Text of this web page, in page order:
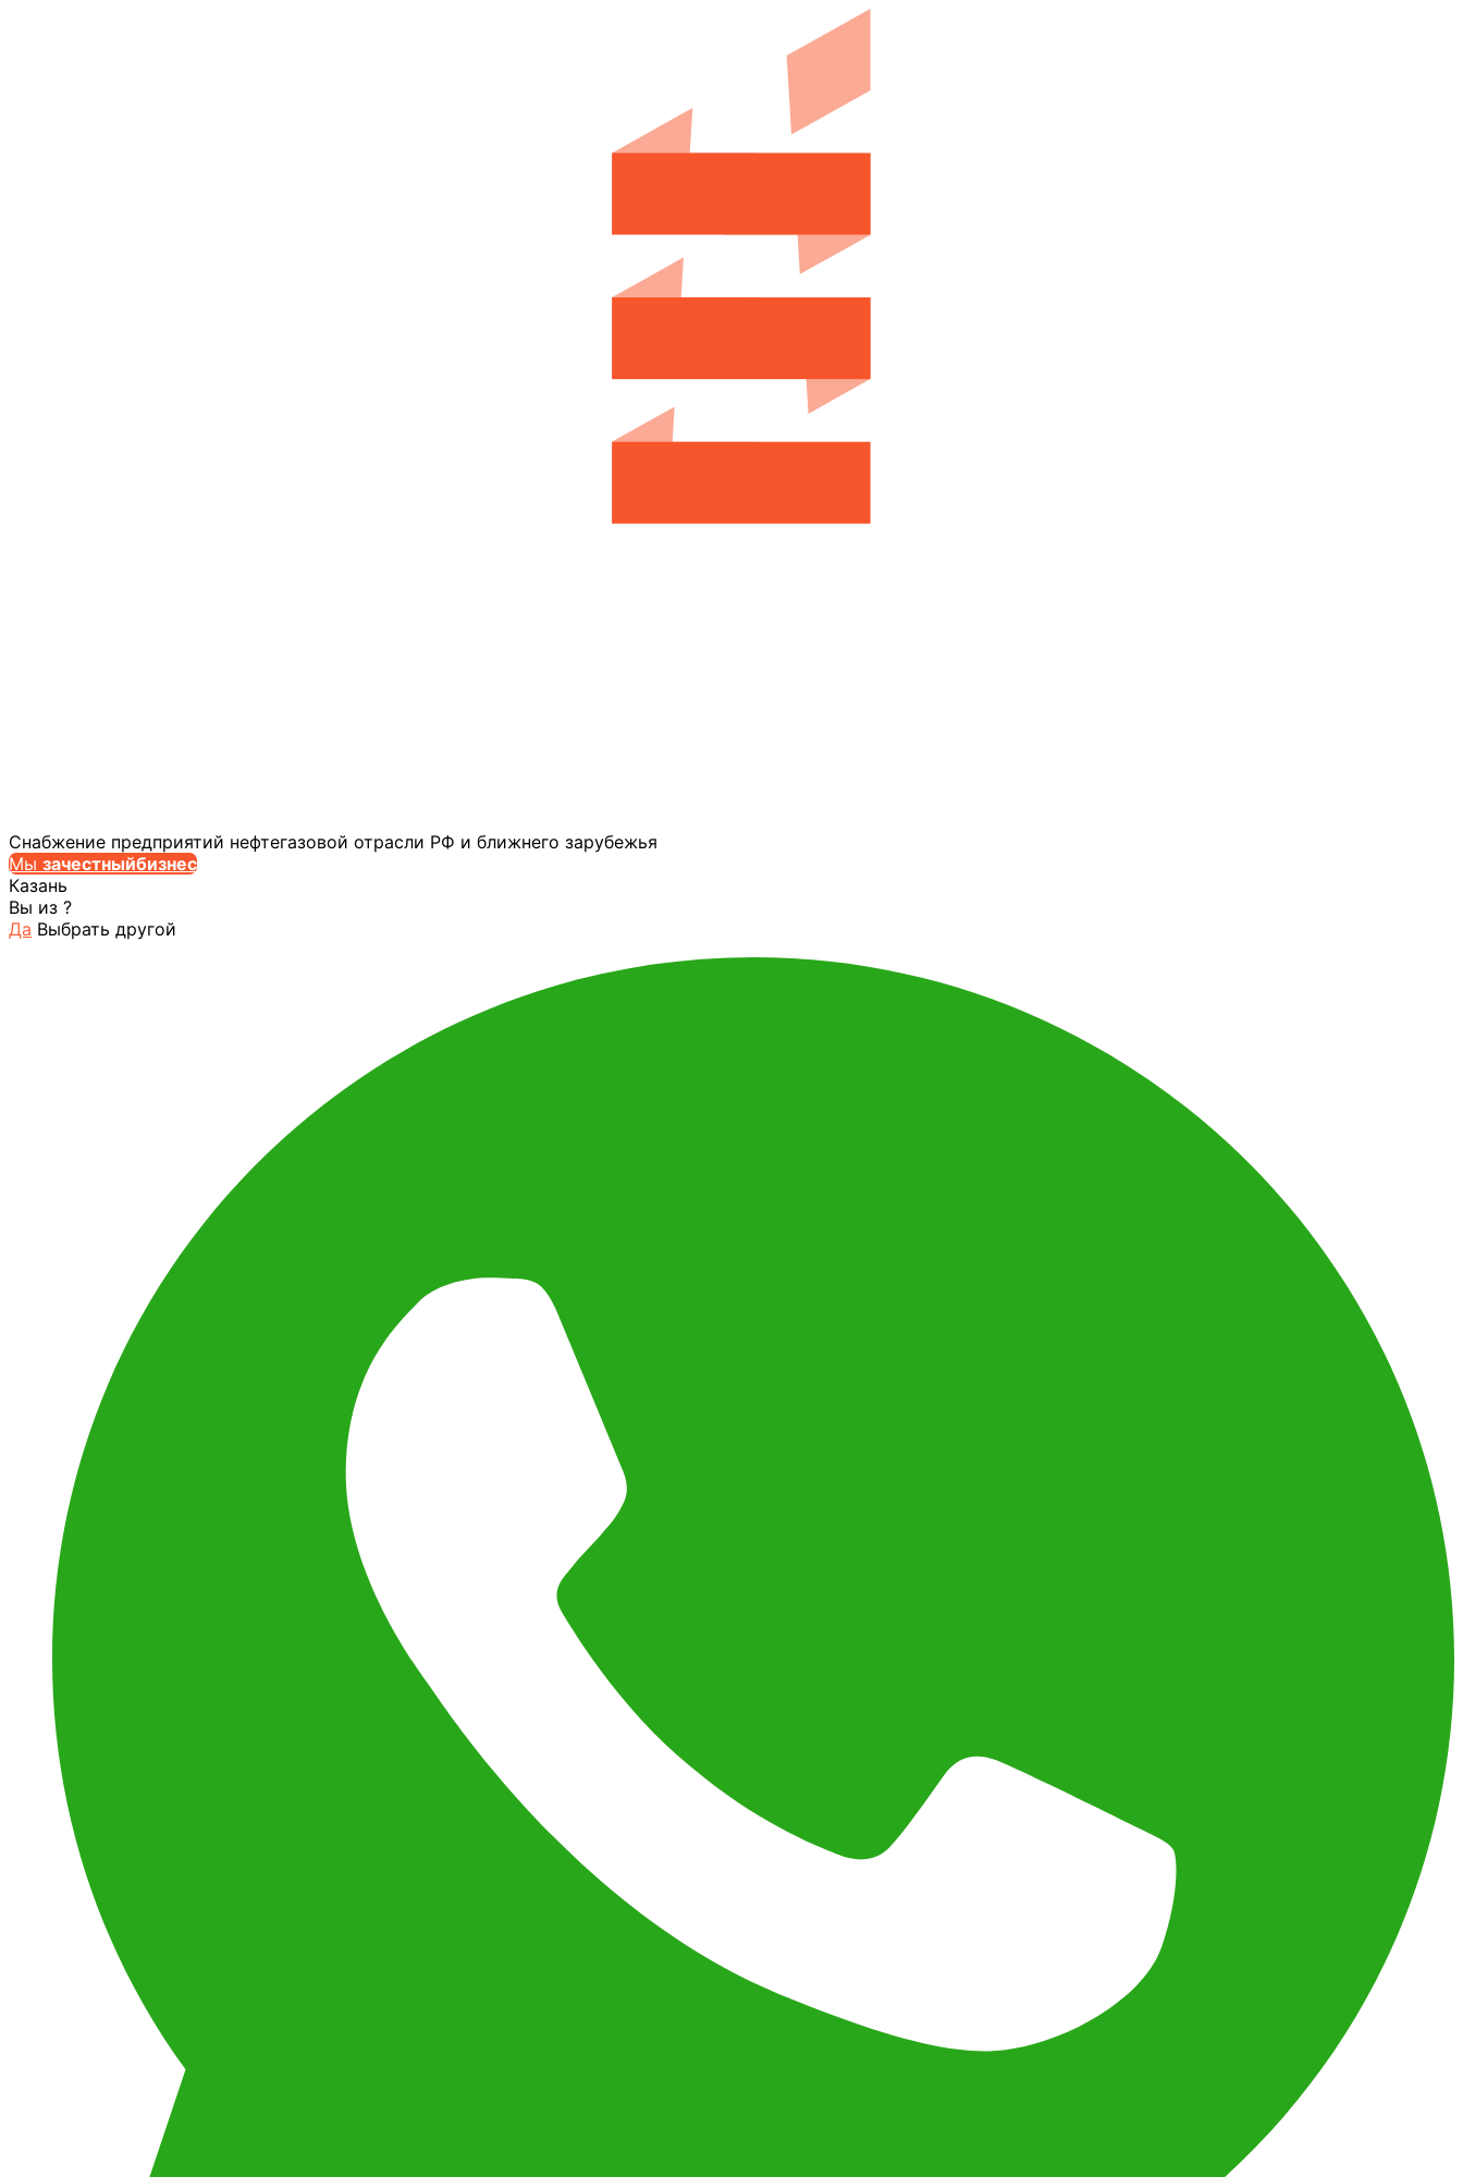
Снабжение предприятий нефтегазовой отрасли РФ и ближнего зарубежья
Мы зачестныйбизнес
Казань
Вы из ?
Да Выбрать другой